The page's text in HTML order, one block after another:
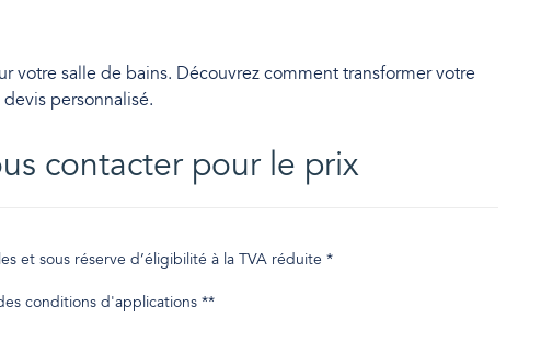
votre salle de bains. Découvrez comment transformer votre
personnalisé.
contacter pour le prix
et sous réserve d’éligibilité à la TVA réduite *
conditions d'applications **